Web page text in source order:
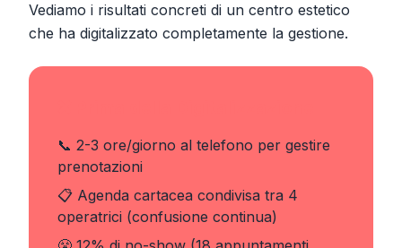
Vediamo i risultati concreti di un centro estetico
che ha digitalizzato completamente la gestione.
📞 2-3 ore/giorno al telefono per gestire
prenotazioni
📋 Agenda cartacea condivisa tra 4
operatrici (confusione continua)